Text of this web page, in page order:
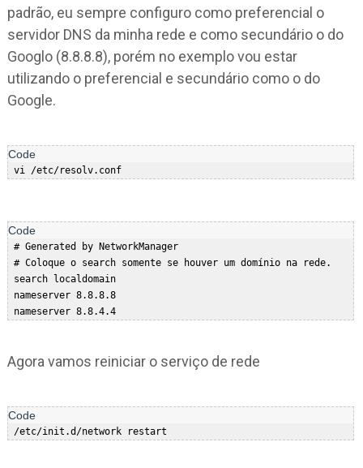
padrão, eu sempre configuro como preferencial o
servidor DNS da minha rede e como secundário o do
Googlo (8.8.8.8), porém no exemplo vou estar
utilizando o preferencial e secundário como o do
Google.
# Generated by NetworkManager
# Coloque o search somente se houver um domínio na rede.
search localdomain
nameserver 8.8.8.8
Agora vamos reiniciar o serviço de rede